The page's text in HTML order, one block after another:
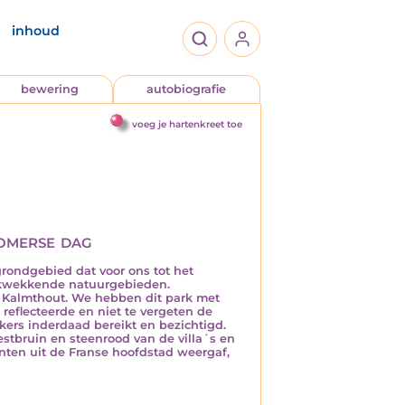
inhoud
bewering autobiografie
voeg je hartenkreet toe
dag
dat voor ons tot het
natuurgebieden.
We hebben dit park met
en niet te vergeten de
inderdaad bereikt en bezichtigd.
en steenrood van de villa´s en
uit de Franse hoofdstad weergaf,